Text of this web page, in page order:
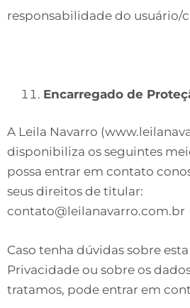
responsabilidade do usuário/
Encarregado de
A Leila Navarro
disponibiliza os seguintes
possa entrar em contato
seus direitos de titular:
contato@leilanavarro.com.br
Caso tenha dúvidas sobre
Privacidade ou sobre os
tratamos, pode entrar em